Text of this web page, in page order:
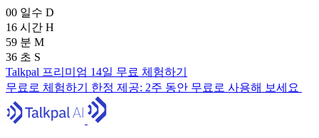
00 일수 D
16 시간 H
59 분 M
35 초 S
Talkpal 프리미엄 14일 무료 체험하기
무료로 체험하기 한정 제공: 2주 동안 무료로 사용해 보세요